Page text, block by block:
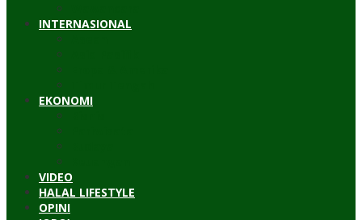
INTERNASIONAL
EKONOMI
VIDEO
HALAL LIFESTYLE
OPINI